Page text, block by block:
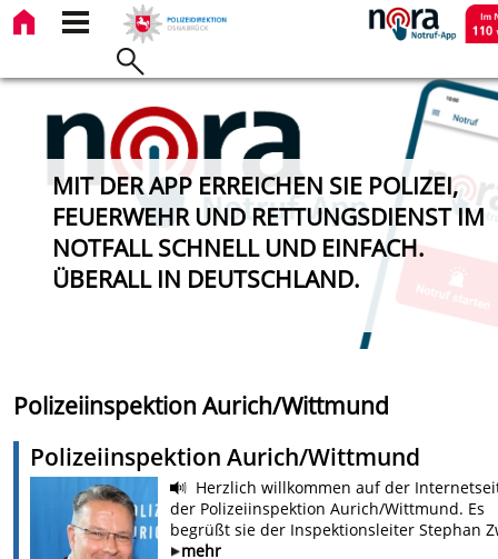
MIT DER APP ERREICHEN SIE POLIZEI,
FEUERWEHR UND RETTUNGSDIENST IM
NOTFALL SCHNELL UND EINFACH.
ÜBERALL IN DEUTSCHLAND.
Polizeiinspektion Aurich/Wittmund
Polizeiinspektion Aurich/Wittmund
Herzlich willkommen auf der
der Polizeiinspektion Aurich/Wittmund. Es
begrüßt sie der Inspektionsleiter Stephan
mehr